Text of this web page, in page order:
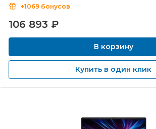
+1069 бонусов
106 893 ₽
В корзину
Купить в один клик